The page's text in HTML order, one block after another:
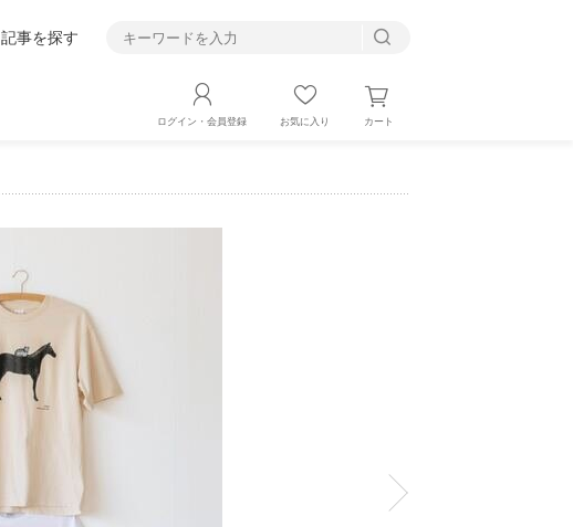
記事を探す
ログイン・会員登録 お気に入り カート